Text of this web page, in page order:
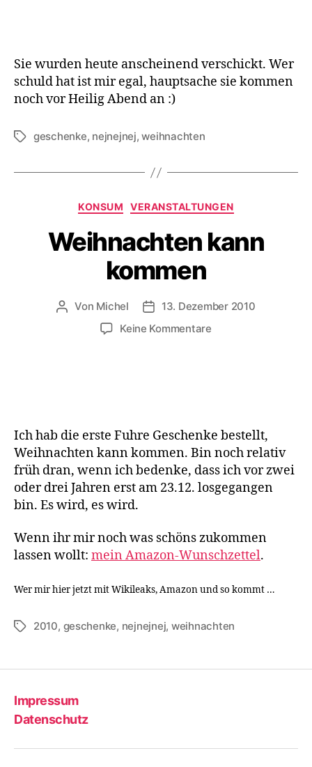
geworden,
die
bei
großen
Versandhändler
bestellt
hattest?
Sie wurden heute anscheinend verschickt. Wer
schuld hat ist mir egal, hauptsache sie kommen
noch vor Heilig Abend an :)
Schlagwörter
geschenke, nejnejnej,weihnachten
Kategorien
KONSUM VERANSTALTUNGEN
Weihnachten kann
kommen
Beitragsautor
Von Michel Veröffentlichungsdatum
13. Dezember 2010
Keine Kommentarezu
Ich hab die erste Fuhre Geschenke bestellt,
Weihnachten kann kommen. Bin noch relativ
früh dran, wenn ich bedenke, dass ich vor zwei
oder drei Jahren erst am 23.12. losgegangen
bin. Es wird, es wird.
Wenn ihr mir noch was schöns zukommen
lassen wollt: mein Amazon-Wunschzettel.
Wer mir hier jetzt mit Wikileaks, Amazon und so kommt …
Schlagwörter
2010, geschenke, nejnejnej, weihnachten
Impressum
Datenschutz